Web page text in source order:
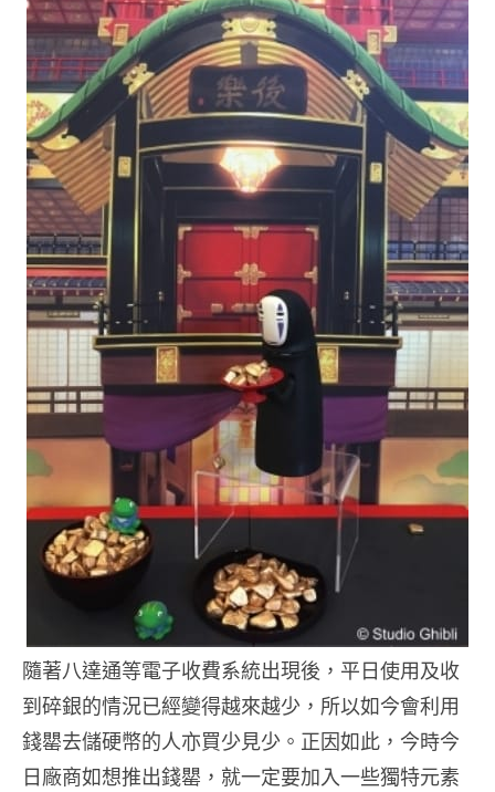
隨著八達通等電子收費系統出現後，平日使用及收
到碎銀的情況已經變得越來越少，所以如今會利用
錢罌去儲硬幣的人亦買少見少。正因如此，今時今
日廠商如想推出錢罌，就一定要加入一些獨特元素